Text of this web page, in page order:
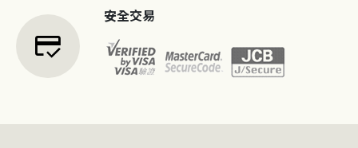
credit_score
安全交易